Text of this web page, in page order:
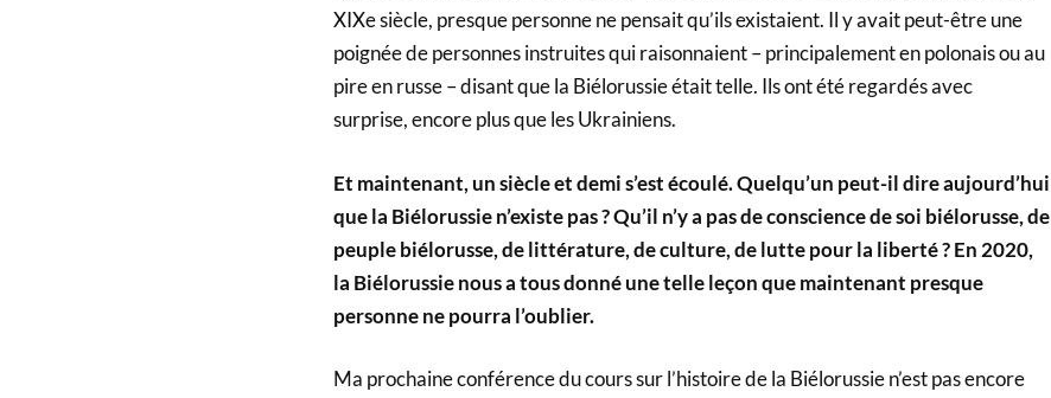
XIXe siècle, presque personne ne pensait qu’ils existaient. Il y avait peut-être une
poignée de personnes instruites qui raisonnaient – principalement en polonais ou au
pire en russe – disant que la Biélorussie était telle. Ils ont été regardés avec
surprise, encore plus que les Ukrainiens.
Et maintenant, un siècle et demi s’est écoulé. Quelqu’un peut-il dire aujourd’hui
que la Biélorussie n’existe pas ? Qu’il n’y a pas de conscience de soi biélorusse, de
peuple biélorusse, de littérature, de culture, de lutte pour la liberté ? En 2020,
la Biélorussie nous a tous donné une telle leçon que maintenant presque
personne ne pourra l’oublier.
Ma prochaine conférence du cours sur l’histoire de la Biélorussie n’est pas encore